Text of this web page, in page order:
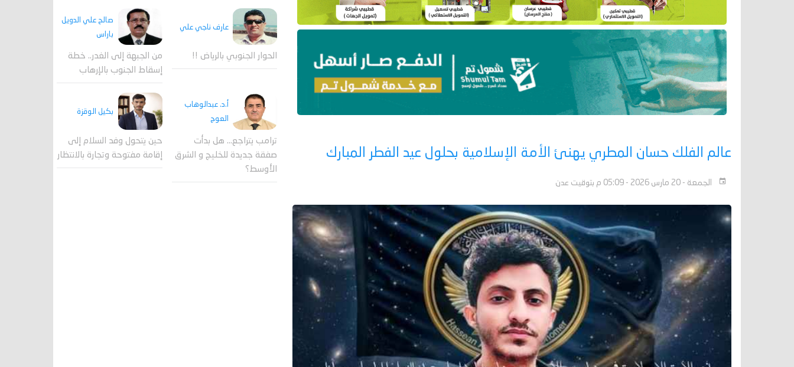
عالم الفلك حسان المطري يهنئ الأمة الإسلامية بحلول عيد الفطر المبارك
الجمعة - 20 مارس 2026 - 05:09 م بتوقيت عدن
عارف ناجي علي
الحوار الجنوبي بالرياض !!
صالح علي الدويل
باراس
من الجبهة إلى الغدر.. خطة
إسقاط الجنوب بالإرهاب
أ.د. عبدالوهاب
العوج
ترامب يتراجع... هل بدأت
صفقة جديدة للخليج و الشرق
الأوسط؟
بكيل الوقزة
حين يتحول وفد السلام إلى
إقامة مفتوحة وتجارة بالانتظار